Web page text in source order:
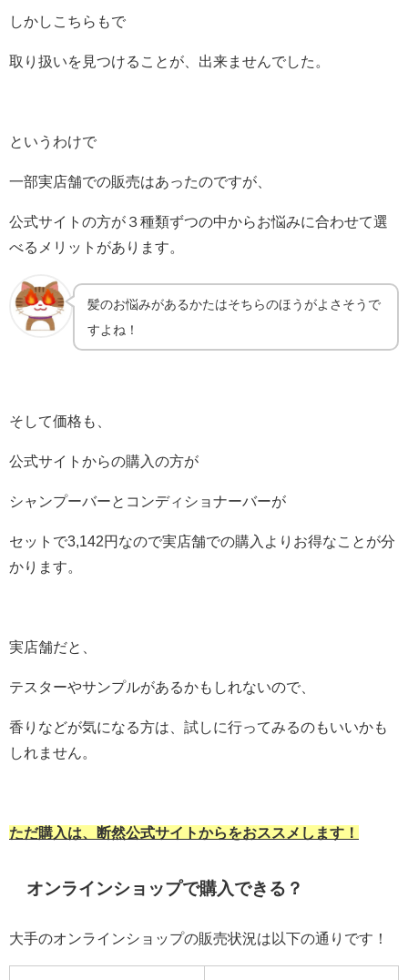
しかしこちらもで
取り扱いを見つけることが、出来ませんでした。
というわけで
一部実店舗での販売はあったのですが、
公式サイトの方が３種類ずつの中からお悩みに合わせて選
べるメリットがあります。
髪のお悩みがあるかたはそちらのほうがよさそうで
すよね！
そして価格も、
公式サイトからの購入の方が
シャンプーバーとコンディショナーバーが
セットで3,142円なので実店舗での購入よりお得なことが分
かります。
実店舗だと、
テスターやサンプルがあるかもしれないので、
香りなどが気になる方は、試しに行ってみるのもいいかも
しれません。
ただ購入は、断然公式サイトからをおススメします！
オンラインショップで購入できる？
大手のオンラインショップの販売状況は以下の通りです！